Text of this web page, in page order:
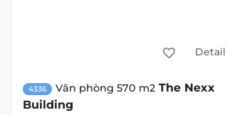
Detail
4336 Văn phòng 570 m2 The Nexx
Building